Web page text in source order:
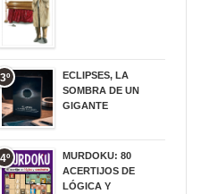
3º
ECLIPSES, LA
SOMBRA DE UN
GIGANTE
4º
MURDOKU: 80
ACERTIJOS DE
LÓGICA Y